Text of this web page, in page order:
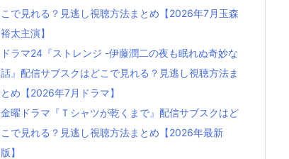
こで見れる？見逃し視聴方法まとめ【2026年7月玉森
裕太主演】
ドラマ24『ストレンジ -伊藤潤二の夜も眠れぬ奇妙な
話』配信サブスクはどこで見れる？見逃し視聴方法ま
とめ【2026年7月ドラマ】
金曜ドラマ『Ｔシャツが乾くまで』配信サブスクはど
こで見れる？見逃し視聴方法まとめ【2026年最新
版】